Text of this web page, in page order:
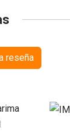
reseña